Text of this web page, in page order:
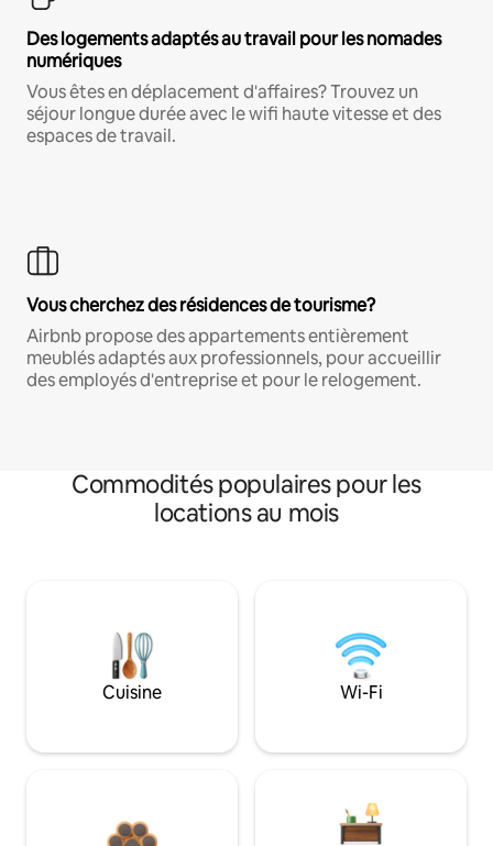
Des logements adaptés au travail pour les nomades
numériques
Vous êtes en déplacement d'affaires? Trouvez un
séjour longue durée avec le wifi haute vitesse et des
espaces de travail.
Vous cherchez des résidences de tourisme?
Airbnb propose des appartements entièrement
meublés adaptés aux professionnels, pour accueillir
des employés d'entreprise et pour le relogement.
Commodités populaires pour les
locations au mois
Cuisine Wi-Fi